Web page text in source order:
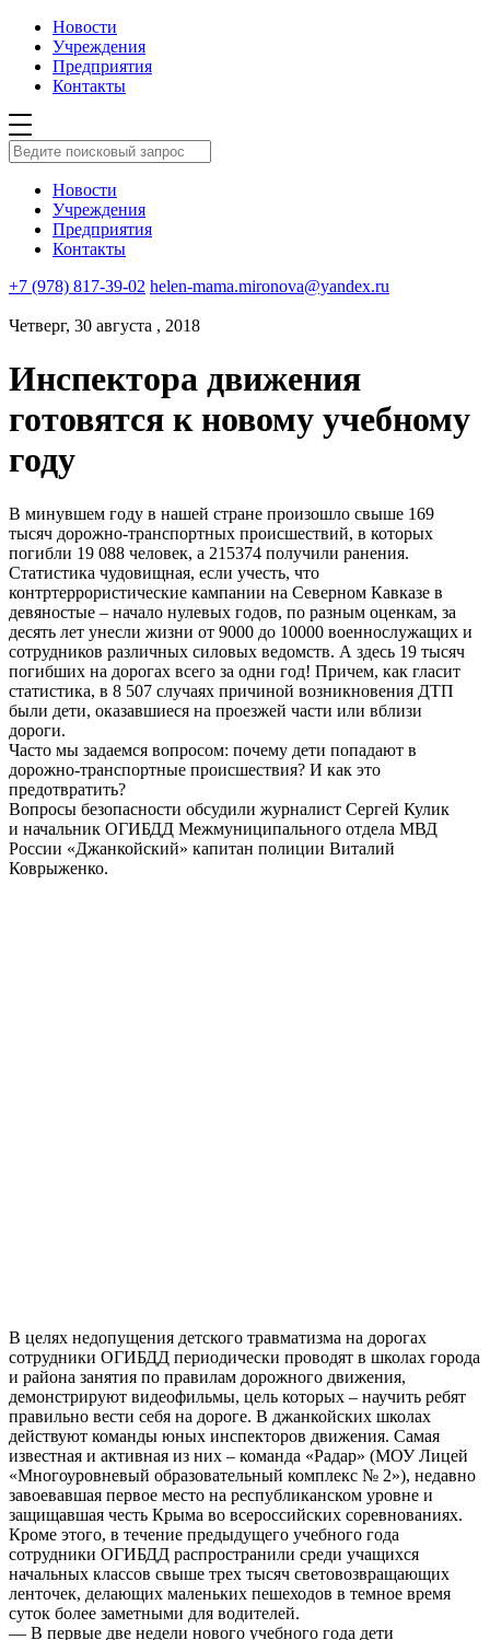
Новости
Учреждения
Предприятия
Контакты
Новости
Учреждения
Предприятия
Контакты
+7 (978) 817-39-02 helen-mama.mironova@yandex.ru
Четверг, 30 августа , 2018
Инспектора движения
готовятся к новому учебному
году
В минувшем году в нашей стране произошло свыше 169
тысяч дорожно-транспортных происшествий, в которых
погибли 19 088 человек, а 215374 получили ранения.
Статистика чудовищная, если учесть, что
контртеррористические кампании на Северном Кавказе в
девяностые – начало нулевых годов, по разным оценкам, за
десять лет унесли жизни от 9000 до 10000 военнослужащих и
сотрудников различных силовых ведомств. А здесь 19 тысяч
погибших на дорогах всего за одни год! Причем, как гласит
статистика, в 8 507 случаях причиной возникновения ДТП
были дети, оказавшиеся на проезжей части или вблизи
дороги.
Часто мы задаемся вопросом: почему дети попадают в
дорожно-транспортные происшествия? И как это
предотвратить?
Вопросы безопасности обсудили журналист Сергей Кулик
и начальник ОГИБДД Межмуниципального отдела МВД
России «Джанкойский» капитан полиции Виталий
Коврыженко.
В целях недопущения детского травматизма на дорогах
сотрудники ОГИБДД периодически проводят в школах города
и района занятия по правилам дорожного движения,
демонстрируют видеофильмы, цель которых – научить ребят
правильно вести себя на дороге. В джанкойских школах
действуют команды юных инспекторов движения. Самая
известная и активная из них – команда «Радар» (МОУ Лицей
«Многоуровневый образовательный комплекс № 2»), недавно
завоевавшая первое место на республиканском уровне и
защищавшая честь Крыма во всероссийских соревнованиях.
Кроме этого, в течение предыдущего учебного года
сотрудники ОГИБДД распространили среди учащихся
начальных классов свыше трех тысяч световозвращающих
ленточек, делающих маленьких пешеходов в темное время
суток более заметными для водителей.
— В первые две недели нового учебного года дети